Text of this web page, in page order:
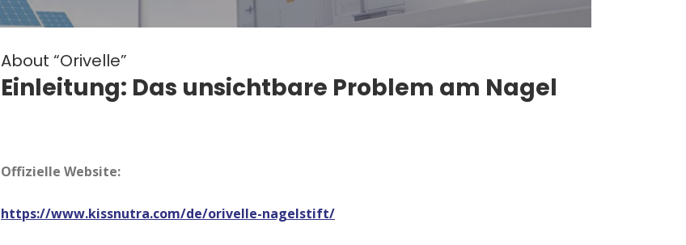
About “Orivelle”
Einleitung: Das unsichtbare Problem am Nagel
Offizielle Website:
https://www.kissnutra.com/de/orivelle-nagelstift/